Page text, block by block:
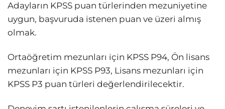
Adayların KPSS puan türlerinden mezuniyetine
uygun, başvuruda istenen puan ve üzeri almış
olmak.
Ortaöğretim mezunları için KPSS P94, Ön lisans
mezunları için KPSS P93, Lisans mezunları için
KPSS P3 puan türleri değerlendirilecektir.